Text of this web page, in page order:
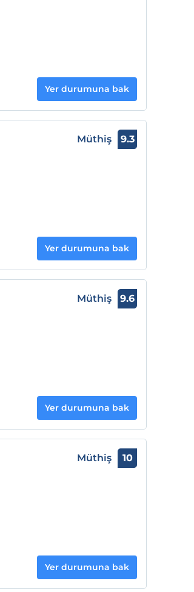
Yer durumuna bak
Müthiş 9.3
Yer durumuna bak
Müthiş 9.6
Yer durumuna bak
Müthiş 10
Yer durumuna bak